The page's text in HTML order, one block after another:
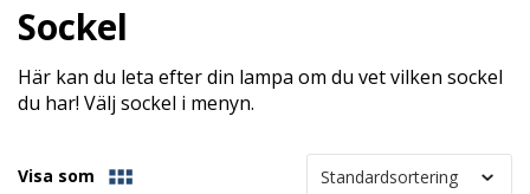
Sockel
Här kan du leta efter din lampa om du vet vilken sockel
du har! Välj sockel i menyn.
Visa som